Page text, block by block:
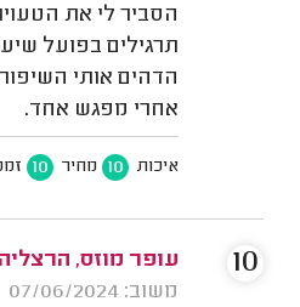
הסביר לי את
תרגילים בפועל
הדהים אותי
אחרי מפגש אחד.
איכות 10 מחיר 10
עופר מוזס,
משוב: 07/06/2024
10